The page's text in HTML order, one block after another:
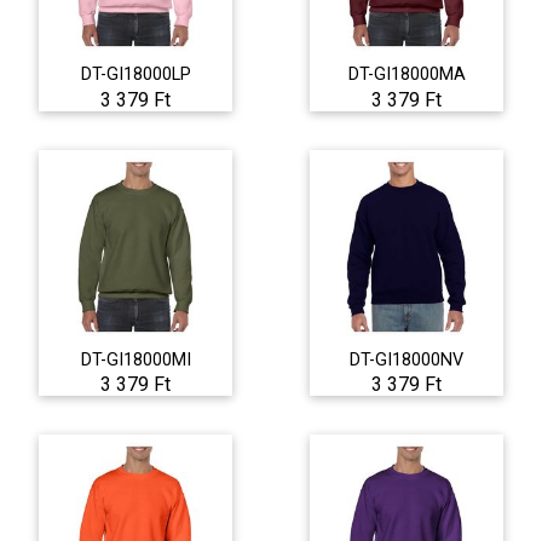
DT-GI18000LP
3 379 Ft
DT-GI18000MA
3 379 Ft
DT-GI18000MI
3 379 Ft
DT-GI18000NV
3 379 Ft